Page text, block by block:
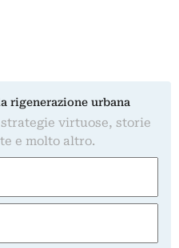
rigenerazione urbana
virtuose, storie
e molto altro.